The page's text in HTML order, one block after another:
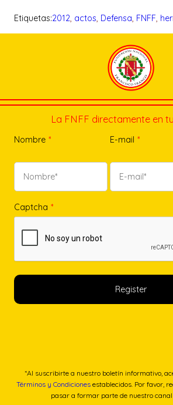
Etiquetas:2012, actos, Defensa, FNFF,
La FNFF directamente en
Nombre * E-mail *
Captcha *
*Al suscribirte a nuestro boletín informativo,
Términos y Condiciones establecidos. Por favor,
pasar a formar parte de nuestro